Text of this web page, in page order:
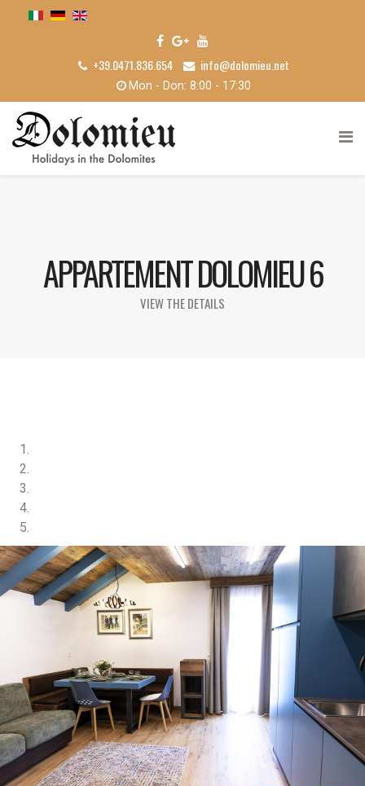
+39.0471.836.654 info@dolomieu.net
Mon - Don: 8:00 - 17:30
APPARTEMENT DOLOMIEU 6
VIEW THE DETAILS